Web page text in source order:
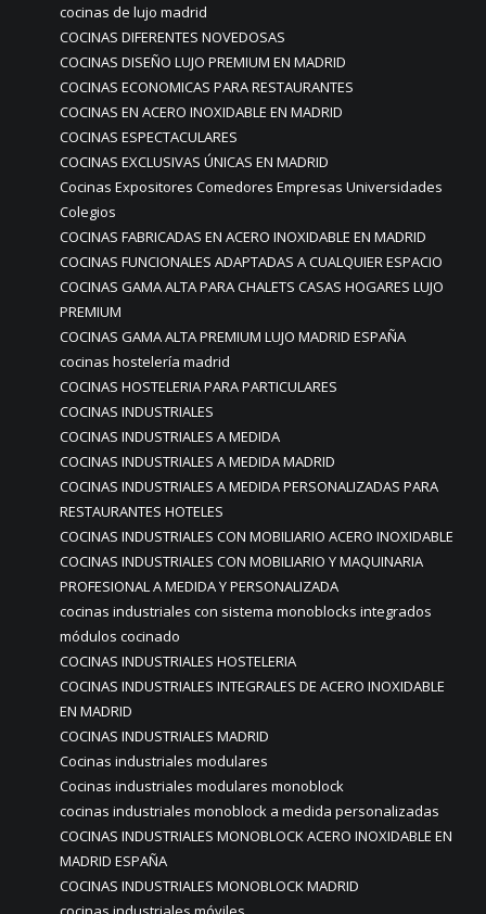
cocinas de lujo madrid
COCINAS DIFERENTES NOVEDOSAS
COCINAS DISEÑO LUJO PREMIUM EN MADRID
COCINAS ECONOMICAS PARA RESTAURANTES
COCINAS EN ACERO INOXIDABLE EN MADRID
COCINAS ESPECTACULARES
COCINAS EXCLUSIVAS ÚNICAS EN MADRID
Cocinas Expositores Comedores Empresas Universidades
Colegios
COCINAS FABRICADAS EN ACERO INOXIDABLE EN MADRID
COCINAS FUNCIONALES ADAPTADAS A CUALQUIER ESPACIO
COCINAS GAMA ALTA PARA CHALETS CASAS HOGARES LUJO
PREMIUM
COCINAS GAMA ALTA PREMIUM LUJO MADRID ESPAÑA
cocinas hostelería madrid
COCINAS HOSTELERIA PARA PARTICULARES
COCINAS INDUSTRIALES
COCINAS INDUSTRIALES A MEDIDA
COCINAS INDUSTRIALES A MEDIDA MADRID
COCINAS INDUSTRIALES A MEDIDA PERSONALIZADAS PARA
RESTAURANTES HOTELES
COCINAS INDUSTRIALES CON MOBILIARIO ACERO INOXIDABLE
COCINAS INDUSTRIALES CON MOBILIARIO Y MAQUINARIA
PROFESIONAL A MEDIDA Y PERSONALIZADA
cocinas industriales con sistema monoblocks integrados
módulos cocinado
COCINAS INDUSTRIALES HOSTELERIA
COCINAS INDUSTRIALES INTEGRALES DE ACERO INOXIDABLE
EN MADRID
COCINAS INDUSTRIALES MADRID
Cocinas industriales modulares
Cocinas industriales modulares monoblock
cocinas industriales monoblock a medida personalizadas
COCINAS INDUSTRIALES MONOBLOCK ACERO INOXIDABLE EN
MADRID ESPAÑA
COCINAS INDUSTRIALES MONOBLOCK MADRID